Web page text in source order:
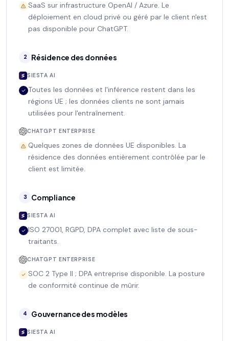
SaaS sur infrastructure OpenAI / Azure. Le
déploiement en cloud privé ou géré par le client n'est
pas disponible pour ChatGPT.
2 Résidence des données
SIESTA AI
Toutes les données et l'inférence restent dans les
régions UE ; les données clients ne sont jamais
utilisées pour l'entraînement.
CHATGPT ENTERPRISE
Quelques zones de données UE disponibles. La
résidence des données entièrement contrôlée par le
client est limitée.
3 Compliance
SIESTA AI
ISO 27001, RGPD, DPA complet avec liste de sous-
traitants.
CHATGPT ENTERPRISE
SOC 2 Type II ; DPA entreprise disponible. La posture
de conformité continue de mûrir.
4 Gouvernance des modèles
SIESTA AI